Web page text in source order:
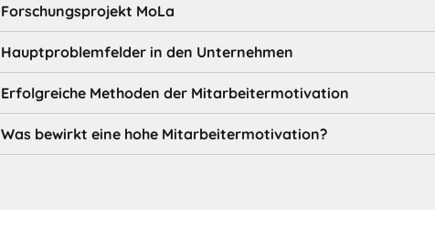
Forschungsprojekt MoLa
Hauptproblemfelder in den Unternehmen
Erfolgreiche Methoden der Mitarbeitermotivation
Was bewirkt eine hohe Mitarbeitermotivation?